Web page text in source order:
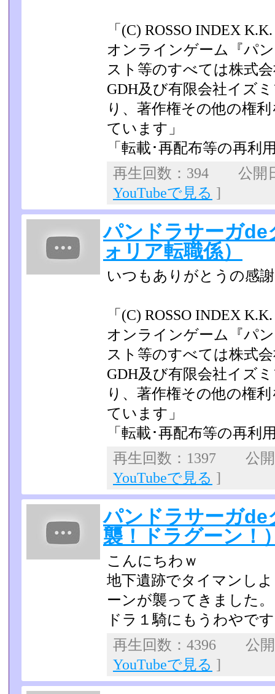
「(C) ROSSO INDEX
オンラインゲーム『パ
スト等のすべては株式
GDH及び有限会社イズ
り、著作権その他の権­
ています」
「転載･再配布等の再利
再生回数：394 公開
YouTubeで見る ]
パンドラサーガde
ォリア転職係）
いつもありがとうの感
「(C) ROSSO INDEX
オンラインゲーム『パ
スト等のすべては株式
GDH及び有限会社イズ
り、著作権その他の権­
ています」
「転載･再配布等の再利
再生回数：1397 公
YouTubeで見る ]
パンドラサーガde
襲！ドラグーン！
こんにちわｗ
地下遺跡でタイマンし
ーンが襲ってきました。
ドラ１騎にもうわやで
再生回数：4396 公
YouTubeで見る ]